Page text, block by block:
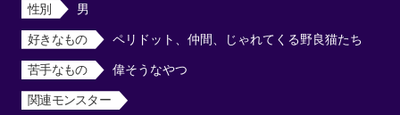
性別 男
好きなもの ペリドット、仲間、じゃれてくる野良猫たち
苦手なもの 偉そうなやつ
関連モンスター